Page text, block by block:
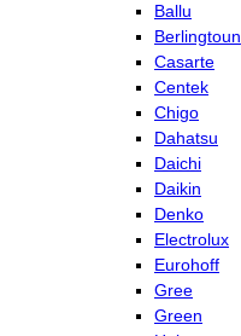
Ballu
Berlingtoun
Casarte
Centek
Chigo
Dahatsu
Daichi
Daikin
Denko
Electrolux
Eurohoff
Gree
Green